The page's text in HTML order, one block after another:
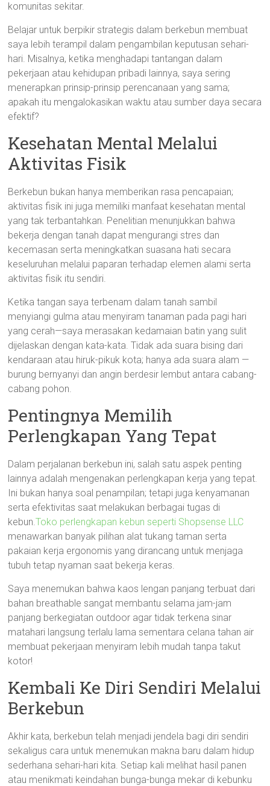
komunitas sekitar.
Belajar untuk berpikir strategis dalam berkebun membuat
saya lebih terampil dalam pengambilan keputusan sehari-
hari. Misalnya, ketika menghadapi tantangan dalam
pekerjaan atau kehidupan pribadi lainnya, saya sering
menerapkan prinsip-prinsip perencanaan yang sama;
apakah itu mengalokasikan waktu atau sumber daya secara
efektif?
Kesehatan Mental Melalui
Aktivitas Fisik
Berkebun bukan hanya memberikan rasa pencapaian;
aktivitas fisik ini juga memiliki manfaat kesehatan mental
yang tak terbantahkan. Penelitian menunjukkan bahwa
bekerja dengan tanah dapat mengurangi stres dan
kecemasan serta meningkatkan suasana hati secara
keseluruhan melalui paparan terhadap elemen alami serta
aktivitas fisik itu sendiri.
Ketika tangan saya terbenam dalam tanah sambil
menyiangi gulma atau menyiram tanaman pada pagi hari
yang cerah—saya merasakan kedamaian batin yang sulit
dijelaskan dengan kata-kata. Tidak ada suara bising dari
kendaraan atau hiruk-pikuk kota; hanya ada suara alam —
burung bernyanyi dan angin berdesir lembut antara cabang-
cabang pohon.
Pentingnya Memilih
Perlengkapan Yang Tepat
Dalam perjalanan berkebun ini, salah satu aspek penting
lainnya adalah mengenakan perlengkapan kerja yang tepat.
Ini bukan hanya soal penampilan; tetapi juga kenyamanan
serta efektivitas saat melakukan berbagai tugas di
kebun.Toko perlengkapan kebun seperti Shopsense LLC
menawarkan banyak pilihan alat tukang taman serta
pakaian kerja ergonomis yang dirancang untuk menjaga
tubuh tetap nyaman saat bekerja keras.
Saya menemukan bahwa kaos lengan panjang terbuat dari
bahan breathable sangat membantu selama jam-jam
panjang berkegiatan outdoor agar tidak terkena sinar
matahari langsung terlalu lama sementara celana tahan air
membuat pekerjaan menyiram lebih mudah tanpa takut
kotor!
Kembali Ke Diri Sendiri Melalui
Berkebun
Akhir kata, berkebun telah menjadi jendela bagi diri sendiri
sekaligus cara untuk menemukan makna baru dalam hidup
sederhana sehari-hari kita. Setiap kali melihat hasil panen
atau menikmati keindahan bunga-bunga mekar di kebunku